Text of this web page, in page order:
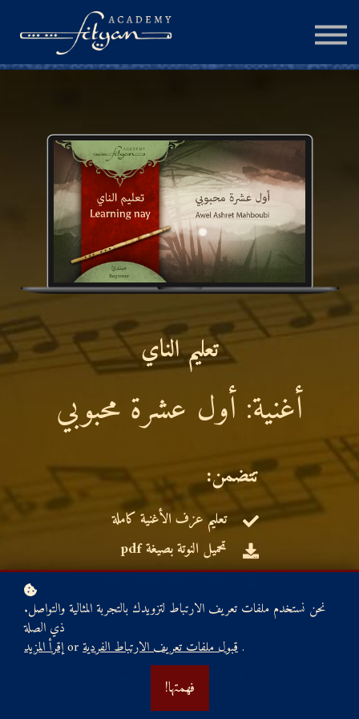
الجلسة الإستشارية
تسجيل الدخول
إنشاء حساب
تعليم الناي
أغنية: أول عشرة محبوبي
:تتضمن
تعليم عزف الأغنية كاملة
تحميل النوتة بصيغة pdf
تحميل المرافقة بصيغة mb3
ابدأ التدريب10 $
.نحن نستخدم ملفات تعريف الارتباط لتزويدك بالتجربة المثالية والتواصل
ذي الصلة
إقرأ المزيدorقبول ملفات تعريف الارتباط الفردية.
!فهمتها